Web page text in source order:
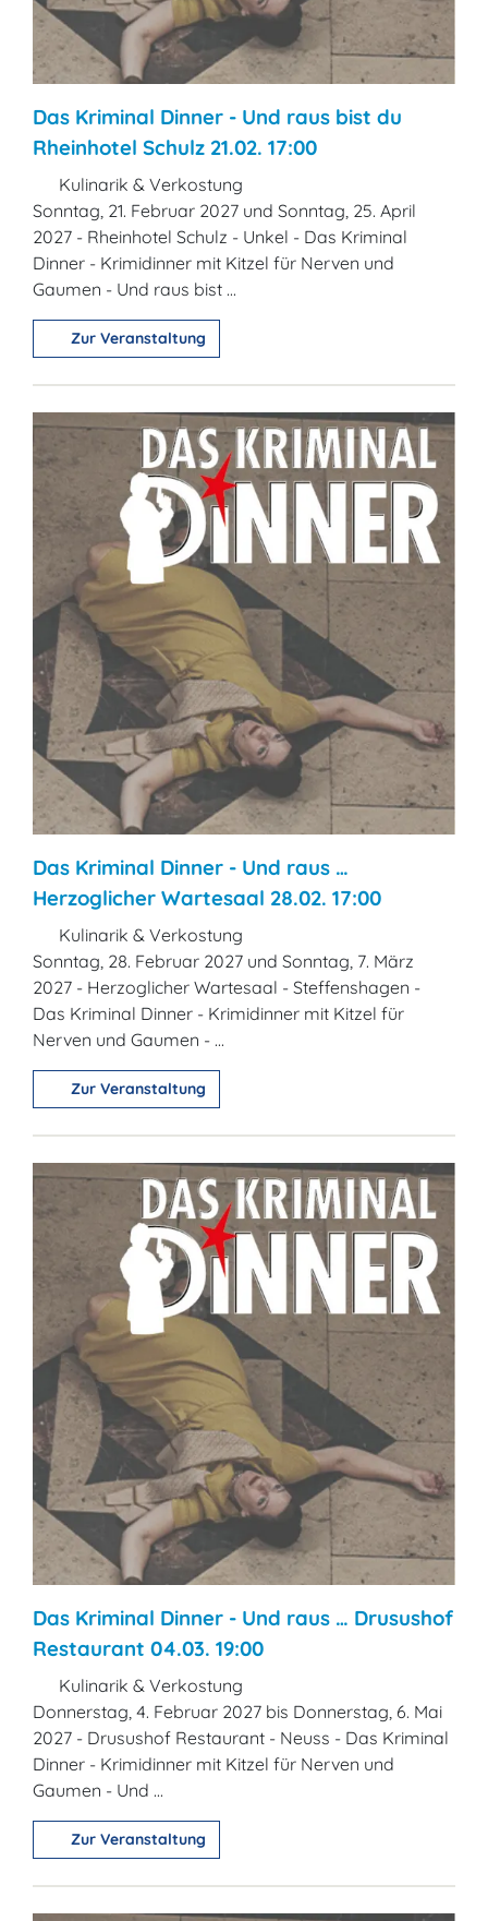
Das Kriminal Dinner - Und raus bist du
Rheinhotel Schulz 21.02. 17:00
Kulinarik & Verkostung
Sonntag, 21. Februar 2027 und Sonntag, 25. April
2027 - Rheinhotel Schulz - Unkel - Das Kriminal
Dinner - Krimidinner mit Kitzel für Nerven und
Gaumen - Und raus bist ...
Zur Veranstaltung
Das Kriminal Dinner - Und raus …
Herzoglicher Wartesaal 28.02. 17:00
Kulinarik & Verkostung
Sonntag, 28. Februar 2027 und Sonntag, 7. März
2027 - Herzoglicher Wartesaal - Steffenshagen -
Das Kriminal Dinner - Krimidinner mit Kitzel für
Nerven und Gaumen - ...
Zur Veranstaltung
Das Kriminal Dinner - Und raus … Drusushof
Restaurant 04.03. 19:00
Kulinarik & Verkostung
Donnerstag, 4. Februar 2027 bis Donnerstag, 6. Mai
2027 - Drusushof Restaurant - Neuss - Das Kriminal
Dinner - Krimidinner mit Kitzel für Nerven und
Gaumen - Und ...
Zur Veranstaltung